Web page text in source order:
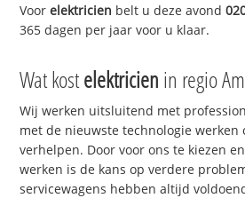
Voorelektricien belt u deze avond
365 dagen per jaar voor u klaar.
Wat kostelektricien in regio
Wij werken uitsluitend met
met de nieuwste technologie werken
verhelpen. Door voor ons te kiezen
werken is de kans op verdere
servicewagens hebben altijd